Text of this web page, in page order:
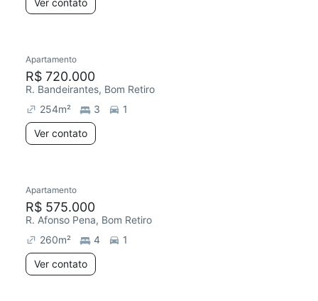
Ver contato
Apartamento
R$ 720.000
R. Bandeirantes, Bom Retiro
254m² 3
1
Ver contato
Apartamento
R$ 575.000
R. Afonso Pena, Bom Retiro
260m² 4
1
Ver contato